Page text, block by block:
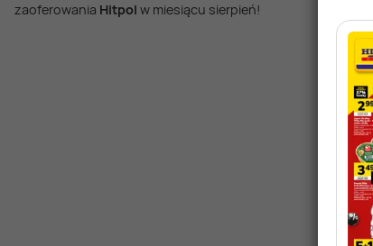
zaoferowania Hitpol w miesiącu sierpień!